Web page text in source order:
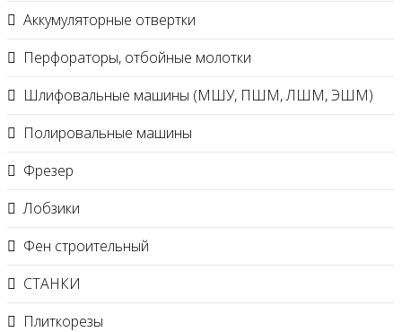
Аккумуляторные отвертки
Перфораторы, отбойные молотки
Шлифовальные машины (МШУ, ПШМ, ЛШМ, ЭШМ)
Полировальные машины
Фрезер
Лобзики
Фен строительный
СТАНКИ
Плиткорезы